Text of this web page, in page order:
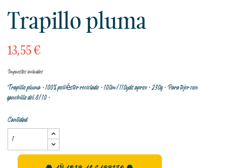
Trapillo pluma
13,55 €
Impuestos incluidos
Trapillo pluma · 100% poliéster reciclado · 100m/110yds aprox · 230g · Para tejer con
ganchillo del 8/10 ·
Cantidad